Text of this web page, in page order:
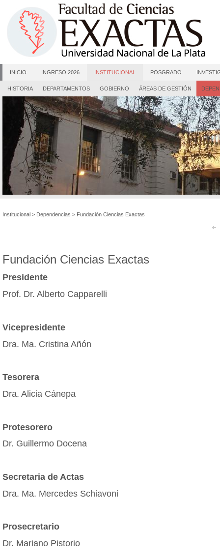
INICIO INGRESO 2026 INSTITUCIONAL POSGRADO
HISTORIA DEPARTAMENTOS GOBIERNO ÁREAS DE GESTIÓN
Institucional > Dependencias > Fundación Ciencias Exactas
Fundación Ciencias Exactas
Presidente
Prof. Dr. Alberto Capparelli
Vicepresidente
Dra. Ma. Cristina Añón
Tesorera
Dra. Alicia Cánepa
Protesorero
Dr. Guillermo Docena
Secretaria de Actas
Dra. Ma. Mercedes Schiavoni
Prosecretario
Dr. Mariano Pistorio